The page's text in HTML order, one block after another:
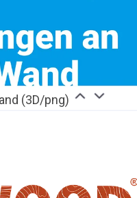
(3D/png)